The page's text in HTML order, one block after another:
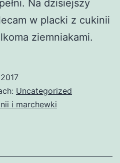
Na dzisiejszy
w placki z cukinii
ziemniakami.
Uncategorized
i marchewki